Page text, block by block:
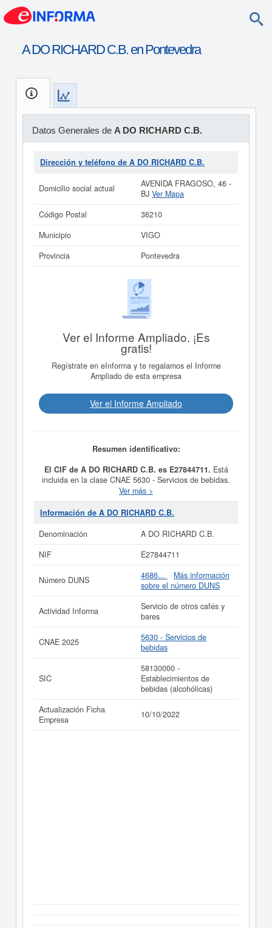
A DO RICHARD C.B. en Pontevedra
Datos Generales de A DO RICHARD C.B.
Dirección y teléfono de A DO RICHARD C.B.
Domicilio social actual
AVENIDA FRAGOSO, 46 -
BJ Ver Mapa
Código Postal
36210
Municipio
VIGO
Provincia
Pontevedra
Ver el Informe Ampliado. ¡Es
gratis!
Regístrate en eInforma y te regalamos el Informe
Ampliado de esta empresa
Ver el Informe Ampliado
Resumen identificativo:
El CIF de A DO RICHARD C.B. es E27844711. Está
incluida en la clase CNAE 5630 - Servicios de bebidas.
Dentro de la clasificación de numeración de empresas
SIC,A DO RICHARD C.B.dispone del número
58130000. Para consultar las subvenciones que la
esta misma página.
Si está interesado en conocer más datos de la empresa
A DO RICHARD C.B. puede acceder inmediatamente a
de A DO RICHARD C.B. y
consultar los resultados de sus años de actividad, así
como los balances y cuentas de resultados disponibles.
La última actualización del informe de empresa se ha
realizado el 10/10/2022.
Ver más >
Información de A DO RICHARD C.B.
Denominación
A DO RICHARD C.B.
NIF
E27844711
Número DUNS 4686...
Más información
sobre el número DUNS
Actividad Informa
Servicio de otros cafés y
bares
CNAE 2025
5630 - Servicios de
bebidas
SIC
58130000 -
Establecimientos de
bebidas (alcohólicas)
Actualización Ficha
Empresa
10/10/2022